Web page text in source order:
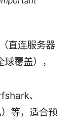
直连服务器
覆盖），
、
等，适合预